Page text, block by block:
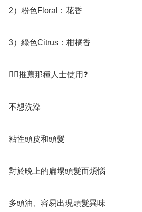
2）粉色Floral：花香
3）綠色Citrus：柑橘香
👇🏻推薦那種人士使用❓
不想洗澡
粘性頭皮和頭髮
對於晚上的扁塌頭髮而煩惱
多頭油、容易出現頭髮異味